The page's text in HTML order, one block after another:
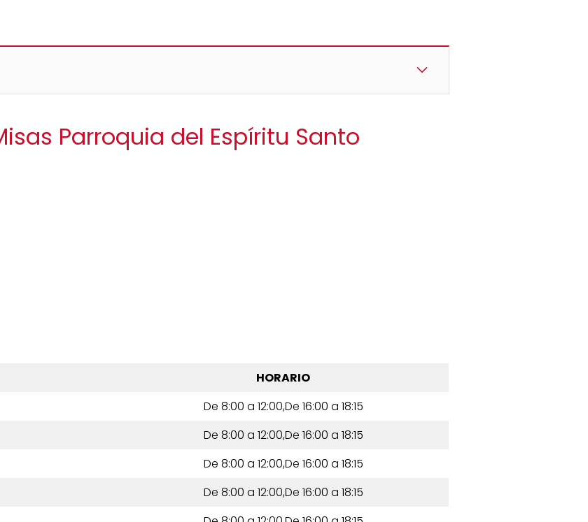
Parroquia del Espíritu Santo
HORARIO
De 8:00 a 12:00,De 16:00 a 18:15
De 8:00 a 12:00,De 16:00 a 18:15
De 8:00 a 12:00,De 16:00 a 18:15
De 8:00 a 12:00,De 16:00 a 18:15